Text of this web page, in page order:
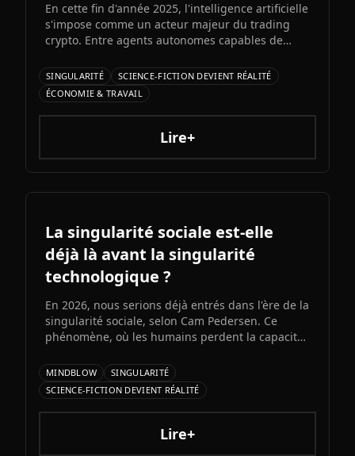
En cette fin d'année 2025, l'intelligence artificielle
s'impose comme un acteur majeur du trading
crypto. Entre agents autonomes capables de
d'Elon Musk s'annonce comme l'un des paris les
plus audacieux de l'histoire de l'IA. Entre
architecture colossale, capacités multimodales
natives et ambitions AGI assumées, Grok 5
pourrait redessiner le paysage de l'intelligence
SINGULARITÉ
SCIENCE-FICTION DEVIENT RÉALITÉ
ÉCONOMIE & TRAVAIL
Lire+
La singularité sociale est-elle
déjà là avant la singularité
technologique ?
En 2026, nous serions déjà entrés dans l'ère de la
singularité sociale, selon Cam Pedersen. Ce
phénomène, où les humains perdent la capacité
artificielles, précéderait la singularité
technologique attendue pour 2034.
MINDBLOW
SINGULARITÉ
SCIENCE-FICTION DEVIENT RÉALITÉ
Lire+